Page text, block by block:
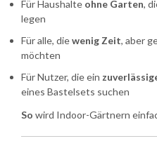
Für Haushalte ohne Garten,
legen
Für alle, diewenig Zeit, aber
möchten
Für Nutzer, die ein
eines Bastelsets suchen
So wird Indoor-Gärtnern